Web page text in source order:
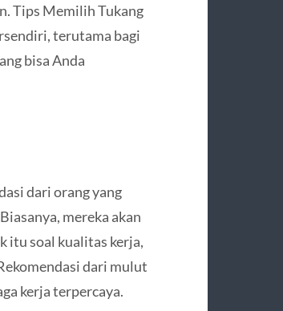
Tips Memilih Tukang
terutama bagi
bisa Anda
dari orang yang
mereka akan
itu soal kualitas kerja,
dari mulut
kerja terpercaya.